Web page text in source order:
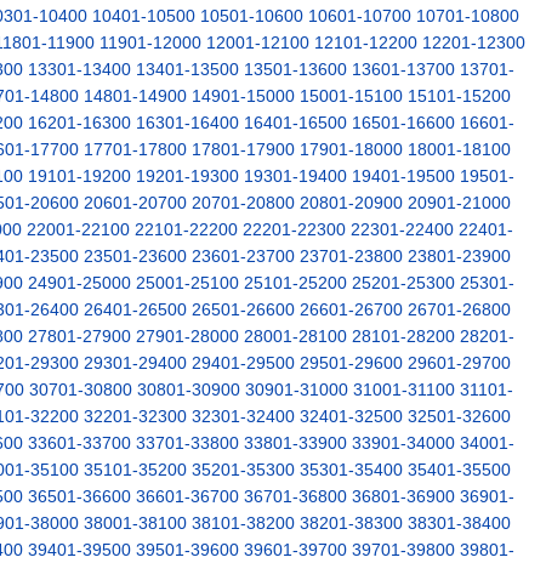
10400 10401-10500 10501-10600 10601-10700 10701-10800
11900 11901-12000 12001-12100 12101-12200 12201-12300
13301-13400 13401-13500 13501-13600 13601-13700 13701-
14800 14801-14900 14901-15000 15001-15100 15101-15200
16201-16300 16301-16400 16401-16500 16501-16600 16601-
17700 17701-17800 17801-17900 17901-18000 18001-18100
19101-19200 19201-19300 19301-19400 19401-19500 19501-
20600 20601-20700 20701-20800 20801-20900 20901-21000
22001-22100 22101-22200 22201-22300 22301-22400 22401-
23500 23501-23600 23601-23700 23701-23800 23801-23900
24901-25000 25001-25100 25101-25200 25201-25300 25301-
26400 26401-26500 26501-26600 26601-26700 26701-26800
27801-27900 27901-28000 28001-28100 28101-28200 28201-
29300 29301-29400 29401-29500 29501-29600 29601-29700
30701-30800 30801-30900 30901-31000 31001-31100 31101-
32200 32201-32300 32301-32400 32401-32500 32501-32600
33601-33700 33701-33800 33801-33900 33901-34000 34001-
35100 35101-35200 35201-35300 35301-35400 35401-35500
36501-36600 36601-36700 36701-36800 36801-36900 36901-
38000 38001-38100 38101-38200 38201-38300 38301-38400
39401-39500 39501-39600 39601-39700 39701-39800 39801-